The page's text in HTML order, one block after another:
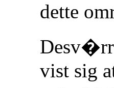
dette
vist sig